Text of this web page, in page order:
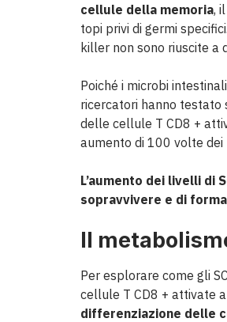
cellule della memoria,
topi privi di germi
killer non sono riuscite a
Poiché i microbi
ricercatori hanno testato
delle cellule T CD8 +
aumento di 100 volte
L’aumento dei livelli di
sopravvivere e di
Il
Per esplorare come gli
cellule T CD8 + attivate a
differenziazione delle